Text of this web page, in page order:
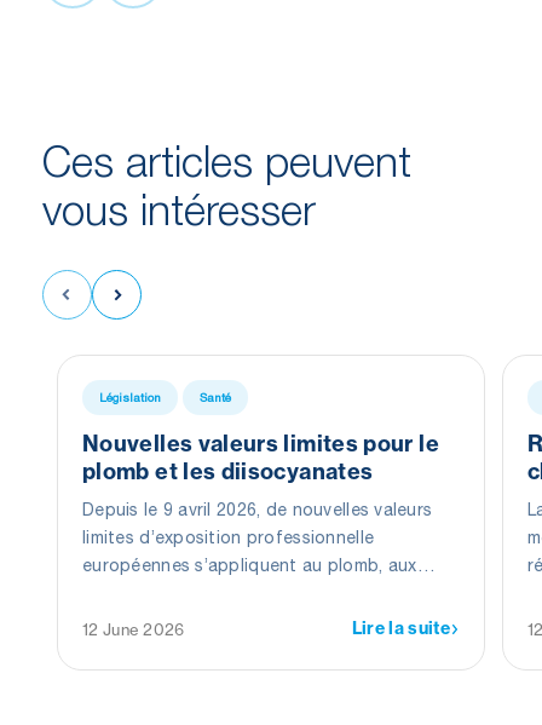
Ces articles peuvent
vous intéresser
Législation Santé
Nouvelles valeurs limites pour le
plomb et les diisocyanates
Depuis le 9 avril 2026, de nouvelles valeurs
limites d’exposition professionnelle
européennes s’appliquent au plomb, aux
Ces modifications visent à mieux protéger les
liés à ces substances.
12 June 2026 Lire la suite